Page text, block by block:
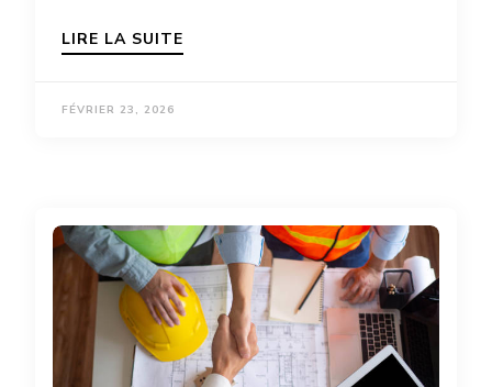
LIRE LA SUITE
FÉVRIER 23, 2026